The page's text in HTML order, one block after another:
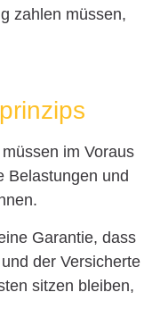
zahlen müssen,
im Voraus
Belastungen und
Garantie, dass
der Versicherte
sitzen bleiben,